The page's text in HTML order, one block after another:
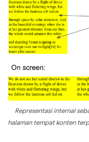
Representasi internal
halaman tempat konten